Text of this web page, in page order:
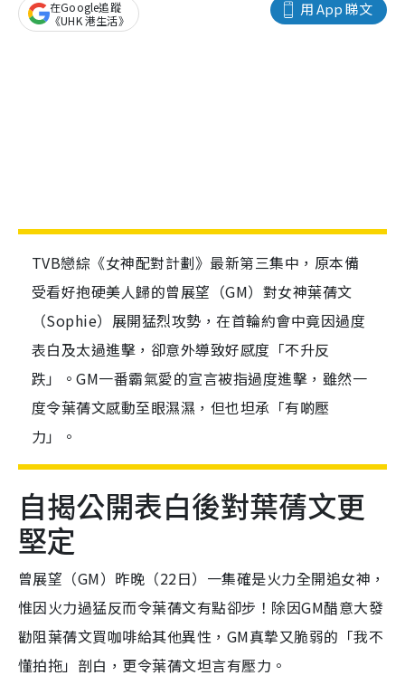
用 App 睇文
在Google追蹤
《UHK 港生活》
TVB戀綜《女神配對計劃》最新第三集中，原本備
受看好抱硬美人歸的曾展望（GM）對女神葉蒨文
（Sophie）展開猛烈攻勢，在首輪約會中竟因過度
表白及太過進擊，卻意外導致好感度「不升反
跌」。GM一番霸氣愛的宣言被指過度進擊，雖然一
度令葉蒨文感動至眼濕濕，但也坦承「有啲壓
力」。
自揭公開表白後對葉蒨文更
堅定
曾展望（GM）昨晚（22日）一集確是火力全開追女神，
惟因火力過猛反而令葉蒨文有點卻步！除因GM醋意大發
勸阻葉蒨文買咖啡給其他異性，GM真摯又脆弱的「我不
懂拍拖」剖白，更令葉蒨文坦言有壓力。